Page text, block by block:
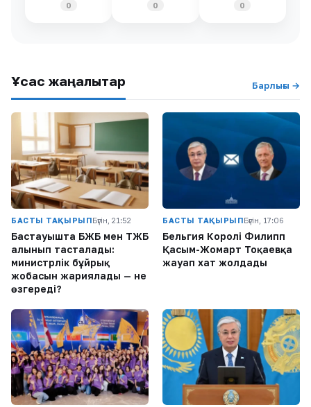
0 0 0
Ұқсас жаңалықтар Барлығы →
БАСТЫ ТАҚЫРЫПБүгін, 21:52
Бастауышта БЖБ мен ТЖБ
алынып тасталады:
министрлік бұйрық
жобасын жариялады — не
өзгереді?
БАСТЫ ТАҚЫРЫПБүгін, 17:06
Бельгия Королі Филипп
Қасым-Жомарт Тоқаевқа
жауап хат жолдады